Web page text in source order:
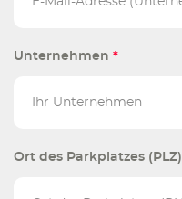
Unternehmen *
Ort des Parkplatzes (PLZ)